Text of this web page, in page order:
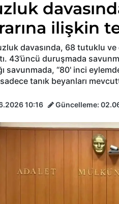
ilişkin
davasında, 68 tutuklu
43’üncü duruşmada
savunmada, “80' inci
tanık beyanları
10:16 Güncelleme: